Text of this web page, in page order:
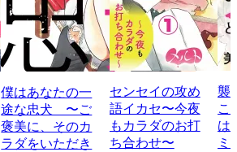
僕はあなたの一
途な忠犬 〜ご
褒美に、そのカ
ラダをいただき
センセイの攻め
語イカセ〜今夜
もカラダのお打
ち合わせ〜
襲
こ
は
ミ